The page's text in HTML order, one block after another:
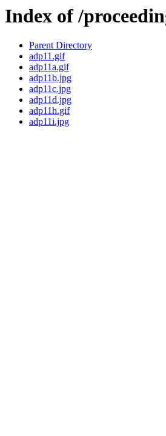
Index of /
Parent Directory
adp11.gif
adp11a.gif
adp11b.jpg
adp11c.jpg
adp11d.jpg
adp11h.gif
adp11i.jpg